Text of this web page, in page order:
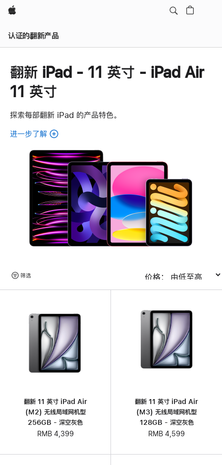
Apple
认证的翻新产品
翻新 iPad - 11 英寸 - iPad Air
11 英寸
探索每部翻新 iPad 的产品特色。
进一步了解
各
款
翻
新
iPad。
览
筛选
翻新 11 英寸 iPad Air
(M2) 无线局域网机型
256GB - 深空灰色
RMB 4,399
翻新 11 英寸 iPad Air
(M3) 无线局域网机型
128GB - 深空灰色
RMB 4,599